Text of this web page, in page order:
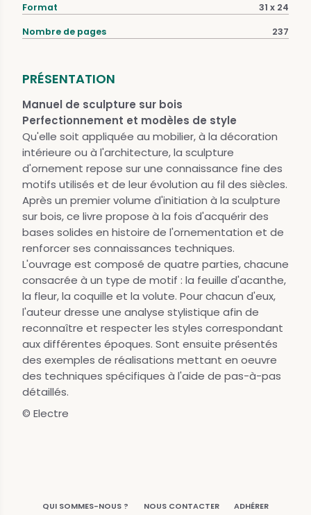
Format 31 x 24
Nombre de pages 237
PRÉSENTATION
Manuel de sculpture sur bois
Perfectionnement et modèles de style
Qu'elle soit appliquée au mobilier, à la décoration
intérieure ou à l'architecture, la sculpture
d'ornement repose sur une connaissance fine des
motifs utilisés et de leur évolution au fil des siècles.
Après un premier volume d'initiation à la sculpture
sur bois, ce livre propose à la fois d'acquérir des
bases solides en histoire de l'ornementation et de
renforcer ses connaissances techniques.
L'ouvrage est composé de quatre parties, chacune
consacrée à un type de motif : la feuille d'acanthe,
la fleur, la coquille et la volute. Pour chacun d'eux,
l'auteur dresse une analyse stylistique afin de
reconnaître et respecter les styles correspondant
aux différentes époques. Sont ensuite présentés
des exemples de réalisations mettant en oeuvre
des techniques spécifiques à l'aide de pas-à-pas
détaillés.
© Electre
QUI SOMMES-NOUS ? NOUS CONTACTER ADHÉRER